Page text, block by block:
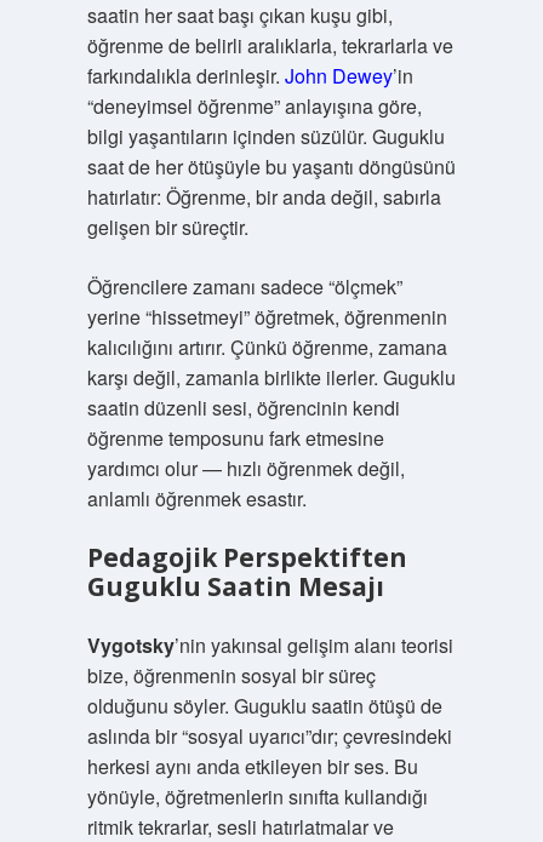
saatin her saat başı çıkan kuşu gibi,
öğrenme de belirli aralıklarla, tekrarlarla ve
farkındalıkla derinleşir. John Dewey’in
“deneyimsel öğrenme” anlayışına göre,
bilgi yaşantıların içinden süzülür. Guguklu
saat de her ötüşüyle bu yaşantı döngüsünü
hatırlatır: Öğrenme, bir anda değil, sabırla
gelişen bir süreçtir.
Öğrencilere zamanı sadece “ölçmek”
yerine “hissetmeyi” öğretmek, öğrenmenin
kalıcılığını artırır. Çünkü öğrenme, zamana
karşı değil, zamanla birlikte ilerler. Guguklu
saatin düzenli sesi, öğrencinin kendi
öğrenme temposunu fark etmesine
yardımcı olur — hızlı öğrenmek değil,
anlamlı öğrenmek esastır.
Pedagojik Perspektiften
Guguklu Saatin Mesajı
Vygotsky’nin yakınsal gelişim alanı teorisi
bize, öğrenmenin sosyal bir süreç
olduğunu söyler. Guguklu saatin ötüşü de
aslında bir “sosyal uyarıcı”dır; çevresindeki
herkesi aynı anda etkileyen bir ses. Bu
yönüyle, öğretmenlerin sınıfta kullandığı
ritmik tekrarlar, sesli hatırlatmalar ve